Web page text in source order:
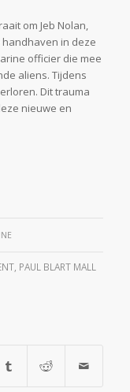
om Jeb Nolan,
in deze
officier die mee
aliens. Tijdens
Dit trauma
nieuwe en
, PAUL BLART MALL